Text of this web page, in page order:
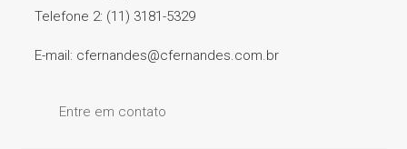
Telefone 2: (11) 3181-5329
E-mail: cfernandes@cfernandes.com.br
Entre em contato